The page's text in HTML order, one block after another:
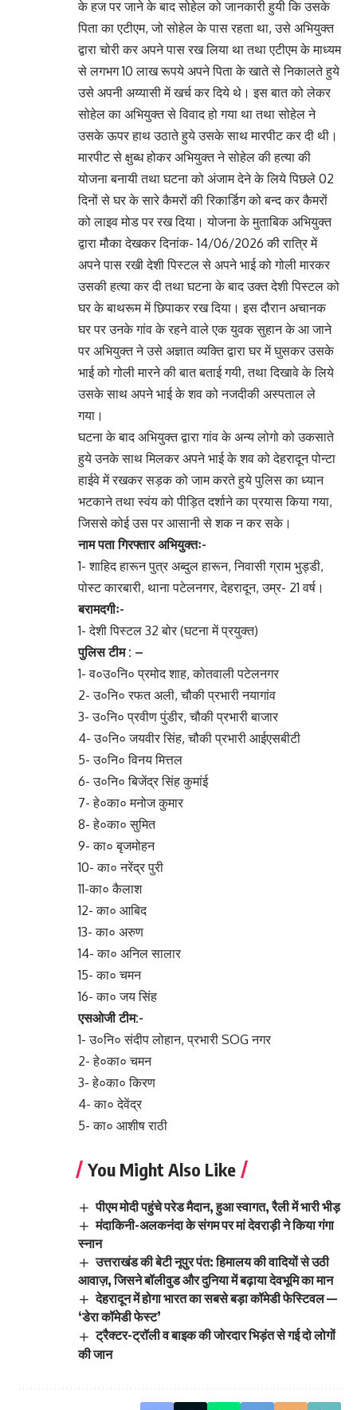
के हज पर जाने के बाद सोहेल को जानकारी हुयी कि उसके
पिता का एटीएम, जो सोहेल के पास रहता था, उसे अभियुक्त
द्वारा चोरी कर अपने पास रख लिया था तथा एटीएम के माध्यम
से लगभग 10 लाख रूपये अपने पिता के खाते से निकालते हुये
उसे अपनी अय्यासी में खर्च कर दिये थे। इस बात को लेकर
सोहेल का अभियुक्त से विवाद हो गया था तथा सोहेल ने
उसके ऊपर हाथ उठाते हुये उसके साथ मारपीट कर दी थी।
मारपीट से क्षुब्ध होकर अभियुक्त ने सोहेल की हत्या की
योजना बनायी तथा घटना को अंजाम देने के लिये पिछले 02
दिनों से घर के सारे कैमरों की रिकार्डिग को बन्द कर कैमरों
को लाइव मोड पर रख दिया। योजना के मुताबिक अभियुक्त
द्वारा मौका देखकर दिनांक- 14/06/2026 की रात्रि में
अपने पास रखी देशी पिस्टल से अपने भाई को गोली मारकर
उसकी हत्या कर दी तथा घटना के बाद उक्त देशी पिस्टल को
घर के बाथरूम में छिपाकर रख दिया। इस दौरान अचानक
घर पर उनके गांव के रहने वाले एक युवक सुहान के आ जाने
पर अभियुक्त ने उसे अज्ञात व्यक्ति द्वारा घर में घुसकर उसके
भाई को गोली मारने की बात बताई गयी, तथा दिखावे के लिये
उसके साथ अपने भाई के शव को नजदीकी अस्पताल ले
गया।
घटना के बाद अभियुक्त द्वारा गांव के अन्य लोगो को उकसाते
हुये उनके साथ मिलकर अपने भाई के शव को देहरादून पोन्टा
हाईवे में रखकर सड़क को जाम करते हुये पुलिस का ध्यान
भटकाने तथा स्वंय को पीड़ित दर्शाने का प्रयास किया गया,
जिससे कोई उस पर आसानी से शक न कर सके।
नाम पता गिरफ्तार अभियुक्तः-
1- शाहिद हारून पुत्र अब्दुल हारून, निवासी ग्राम भुड्डी,
पोस्ट कारबारी, थाना पटेलनगर, देहरादून, उम्र- 21 वर्ष।
बरामदगीः-
1- देशी पिस्टल 32 बोर (घटना में प्रयुक्त)
पुलिस टीम : –
1- व०उ०नि० प्रमोद शाह, कोतवाली पटेलनगर
2- उ०नि० रफत अली, चौकी प्रभारी नयागांव
3- उ०नि० प्रवीण पुंडीर, चौकी प्रभारी बाजार
4- उ०नि० जयवीर सिंह, चौकी प्रभारी आईएसबीटी
5- उ०नि० विनय मित्तल
6- उ०नि० बिजेंद्र सिंह कुमांई
7- हे०का० मनोज कुमार
8- हे०का० सुमित
9- का० बृजमोहन
10- का० नरेंद्र पुरी
11-का० कैलाश
12- का० आबिद
13- का० अरुण
14- का० अनिल सालार
15- का० चमन
16- का० जय सिंह
एसओजी टीम:-
1- उ०नि० संदीप लोहान, प्रभारी SOG नगर
2- हे०का० चमन
3- हे०का० किरण
4- का० देवेंद्र
5- का० आशीष राठी
You Might Also Like
पीएम मोदी पहुंचे परेड मैदान, हुआ स्वागत, रैली में भारी भीड़
मंदाकिनी-अलकनंदा के संगम पर मां देवराड़ी ने किया गंगा
स्नान
उत्तराखंड की बेटी नूपुर पंत: हिमालय की वादियों से उठी
आवाज़, जिसने बॉलीवुड और दुनिया में बढ़ाया देवभूमि का मान
देहरादून में होगा भारत का सबसे बड़ा कॉमेडी फेस्टिवल —
‘डेरा कॉमेडी फेस्ट’
ट्रैक्टर-ट्रॉली व बाइक की जोरदार भिड़ंत से गई दो लोगों
की जान